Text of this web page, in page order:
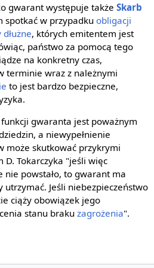
gwarant występuje także Skarb
spotkać w przypadku obligacji
, których emitentem jest
państwo za pomocą tego
na konkretny czas,
terminie wraz z należnymi
to jest bardzo bezpieczne,
gwaranta jest poważnym
a niewypełnienie
może skutkować przykrymi
Tokarczyka "jeśli więc
nie powstało, to gwarant ma
Jeśli niebezpieczeństwo
ciąży obowiązek jego
stanu braku zagrożenia".